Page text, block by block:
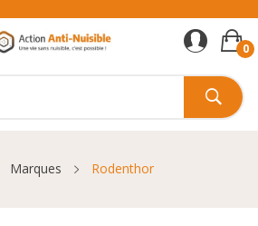
0
Marques Rodenthor